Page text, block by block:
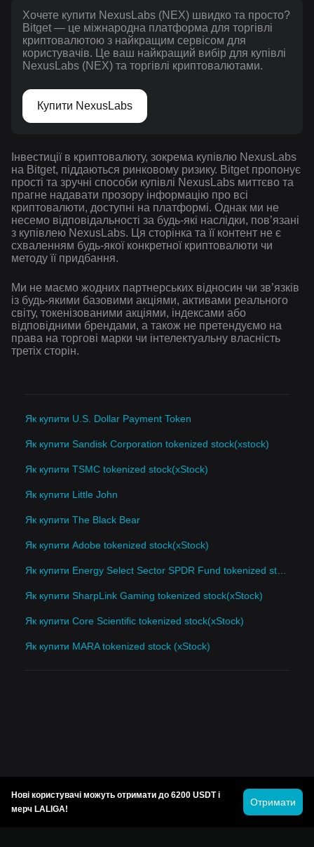
Хочете купити NexusLabs (NEX) швидко та просто?
Bitget — це міжнародна платформа для торгівлі
криптовалютою з найкращим сервісом для
користувачів. Це ваш найкращий вибір для купівлі
NexusLabs (NEX) та торгівлі криптовалютами.
Купити NexusLabs
Інвестиції в криптовалюту, зокрема купівлю NexusLabs
на Bitget, піддаються ринковому ризику. Bitget пропонує
прості та зручні способи купівлі NexusLabs миттєво та
прагне надавати прозору інформацію про всі
криптовалюти, доступні на платформі. Однак ми не
несемо відповідальності за будь-які наслідки, повʼязані
з купівлею NexusLabs. Ця сторінка та її контент не є
схваленням будь-якої конкретної криптовалюти чи
методу її придбання.
Ми не маємо жодних партнерських відносин чи зв’язків
із будь-якими базовими акціями, активами реального
світу, токенізованими акціями, індексами або
відповідними брендами, а також не претендуємо на
права на торгові марки чи інтелектуальну власність
третіх сторін.
Як купити U.S. Dollar Payment Token
Як купити Sandisk Corporation tokenized stock(xstock)
Як купити TSMC tokenized stock(xStock)
Як купити Little John
Як купити The Black Bear
Як купити Adobe tokenized stock(xStock)
Як купити SharpLink Gaming tokenized stock(xStock)
Як купити Core Scientific tokenized stock(xStock)
Як купити MARA tokenized stock (xStock)
Нові користувачі можуть отримати до 6200 USDT і
мерч LALIGA!
Отримати